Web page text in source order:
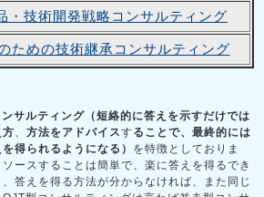
・技術開発戦略コンサルティング
ための技術継承コンサルティング
サルティング（短絡的に答えを示すだけでは
方、 方法をアドバイスすることで、最終的には
得られるようになる） を特徴としておりま
ースすることは簡単で、楽に答えを得るでき
答えを得る方法が分からなければ、また同じ